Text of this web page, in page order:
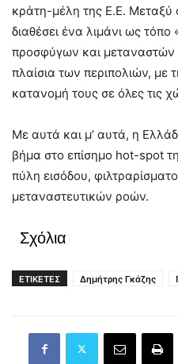
κράτη-μέλη της Ε.Ε.
διαθέσει ένα λιμάνι ως
προσφύγων και μεταναστών
πλαίσια των περιπολιών, με
κατανομή τους σε όλες τις
Με αυτά και μ’ αυτά, η
βήμα στο επίσημο hot-spot
πύλη εισόδου,
μεταναστευτικών ροών.
Σχόλια
ΕΤΙΚΕΤΕΣ Δημήτρης Γκάζης